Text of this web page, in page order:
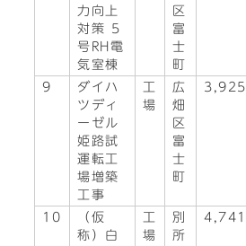
力向上
対策 5
号RH電
気室棟
区
富
士
町
9
ダイハ
ツディ
ーゼル
姫路試
運転工
場増築
工事
場
広
畑
区
富
士
町
3,925
10
（仮
称）白
場
別
所
4,741